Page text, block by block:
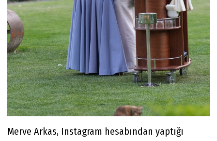
Merve Arkas, Instagram hesabından yaptığı